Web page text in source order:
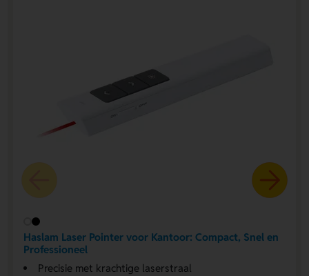
Haslam Laser Pointer voor Kantoor: Compact, Snel en
Professioneel
Precisie met krachtige laserstraal